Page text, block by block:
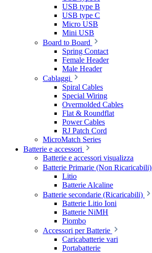
USB type B
USB type C
Micro USB
Mini USB
Board to Board
Spring Contact
Female Header
Male Header
Cablaggi
Spiral Cables
Special Wiring
Overmolded Cables
Flat & Roundflat
Power Cables
RJ Patch Cord
MicroMatch Series
Batterie e accessori
Batterie e accessori visualizza
Batterie Primarie (Non Ricaricabili)
Litio
Batterie Alcaline
Batterie secondarie (Ricaricabili)
Batterie Litio Ioni
Batterie NiMH
Piombo
Accessori per Batterie
Caricabatterie vari
Portabatterie